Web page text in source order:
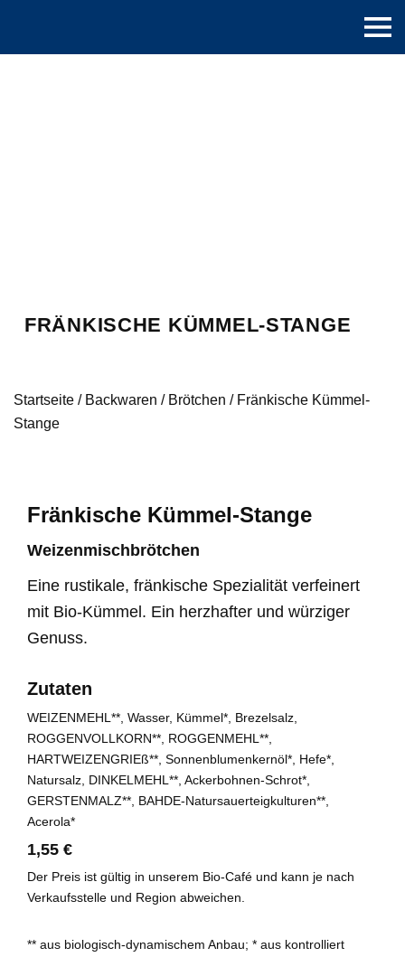
FRÄNKISCHE KÜMMEL-STANGE
Startseite / Backwaren / Brötchen / Fränkische Kümmel-
Stange
Fränkische Kümmel-Stange
Weizenmischbrötchen
Eine rustikale, fränkische Spezialität verfeinert
mit Bio-Kümmel. Ein herzhafter und würziger
Genuss.
Zutaten
WEIZENMEHL**, Wasser, Kümmel*, Brezelsalz,
ROGGENVOLLKORN**, ROGGENMEHL**,
HARTWEIZENGRIEß**, Sonnenblumenkernöl*, Hefe*,
Natursalz, DINKELMEHL**, Ackerbohnen-Schrot*,
GERSTENMALZ**, BAHDE-Natursauerteigkulturen**,
Acerola*
1,55 €
Der Preis ist gültig in unserem Bio-Café und kann je nach
Verkaufsstelle und Region abweichen.
** aus biologisch-dynamischem Anbau; * aus kontrolliert